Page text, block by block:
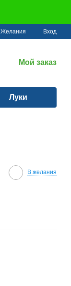
Желания Вход
Мой заказ
Луки
В желания